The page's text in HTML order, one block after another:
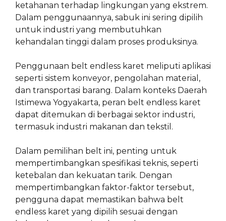
ketahanan terhadap lingkungan yang ekstrem.
Dalam penggunaannya, sabuk ini sering dipilih
untuk industri yang membutuhkan
kehandalan tinggi dalam proses produksinya.
Penggunaan belt endless karet meliputi aplikasi
seperti sistem konveyor, pengolahan material,
dan transportasi barang. Dalam konteks Daerah
Istimewa Yogyakarta, peran belt endless karet
dapat ditemukan di berbagai sektor industri,
termasuk industri makanan dan tekstil.
Dalam pemilihan belt ini, penting untuk
mempertimbangkan spesifikasi teknis, seperti
ketebalan dan kekuatan tarik. Dengan
mempertimbangkan faktor-faktor tersebut,
pengguna dapat memastikan bahwa belt
endless karet yang dipilih sesuai dengan